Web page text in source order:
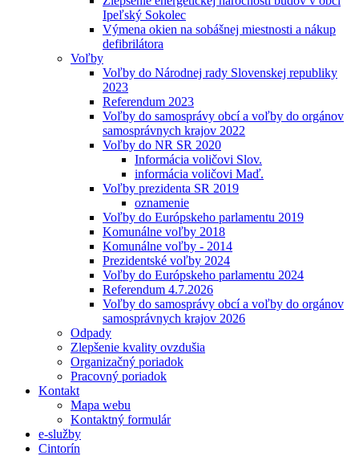
Ipeľský Sokolec
Výmena okien na sobášnej miestnosti a nákup
defibrilátora
Voľby
Voľby do Národnej rady Slovenskej republiky
2023
Referendum 2023
Voľby do samosprávy obcí a voľby do orgánov
samosprávnych krajov 2022
Voľby do NR SR 2020
Informácia voličovi Slov.
informácia voličovi Maď.
Voľby prezidenta SR 2019
oznamenie
Voľby do Európskeho parlamentu 2019
Komunálne voľby 2018
Komunálne voľby - 2014
Prezidentské voľby 2024
Voľby do Európskeho parlamentu 2024
Referendum 4.7.2026
Voľby do samosprávy obcí a voľby do orgánov
samosprávnych krajov 2026
Odpady
Zlepšenie kvality ovzdušia
Organizačný poriadok
Pracovný poriadok
Kontakt
Mapa webu
Kontaktný formulár
e-služby
Cintorín